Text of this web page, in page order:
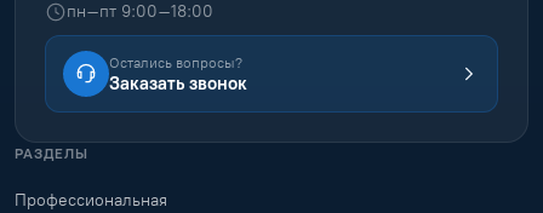
пн–пт 9:00–18:00
Остались вопросы?
Заказать звонок
РАЗДЕЛЫ
Профессиональная